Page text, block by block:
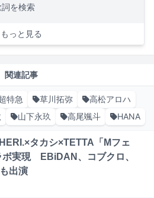
を検索
もっと見る
関連記事
特急 草川拓弥
高松アロハ
山下永玖 高尾颯斗 HANA
タカシ×TETTA「Mフェ
ボ実現 EBiDAN、コブクロ、
出演